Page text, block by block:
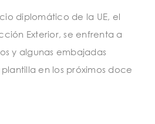
diplomático de la UE, el
Exterior, se enfrenta a
y algunas embajadas
en los próximos doce